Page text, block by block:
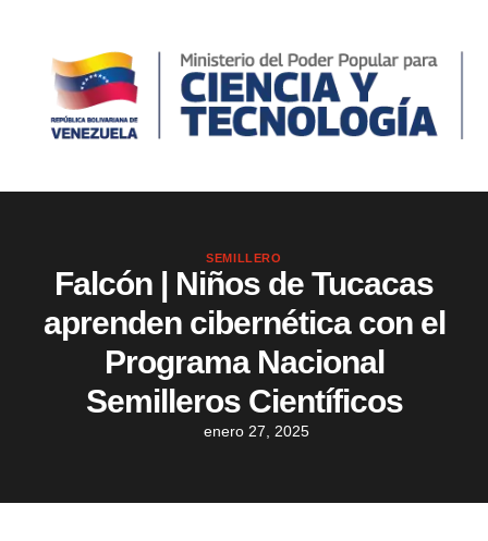
SEMILLERO
Falcón | Niños de Tucacas
aprenden cibernética con el
Programa Nacional
Semilleros Científicos
enero 27, 2025